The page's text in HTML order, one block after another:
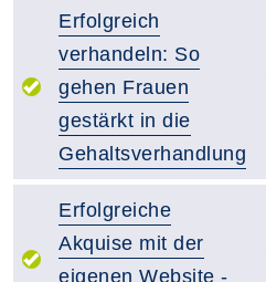
Erfolgreich
verhandeln: So
gehen Frauen
gestärkt in die
Gehaltsverhandlung
Erfolgreiche
Akquise mit der
eigenen Website -